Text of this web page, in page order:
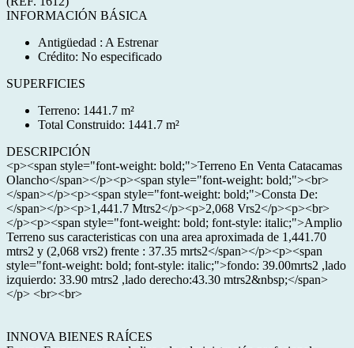
INFORMACIÓN BÁSICA
Antigüedad : A Estrenar
Crédito: No especificado
SUPERFICIES
Terreno: 1441.7 m²
Total Construido: 1441.7 m²
DESCRIPCIÓN
<p><span style="font-weight: bold;">Terreno En Venta Catacamas
Olancho</span></p><p><span style="font-weight: bold;"><br>
</span></p><p><span style="font-weight: bold;">Consta De:
</span></p><p>1,441.7 Mtrs2</p><p>2,068 Vrs2</p><p><br>
</p><p><span style="font-weight: bold; font-style: italic;">Amplio
Terreno sus caracteristicas con una area aproximada de 1,441.70
mtrs2 y (2,068 vrs2) frente : 37.35 mrts2</span></p><p><span
style="font-weight: bold; font-style: italic;">fondo: 39.00mrts2 ,lado
izquierdo: 33.90 mtrs2 ,lado derecho:43.30 mtrs2&nbsp;</span>
</p> <br><br>
INNOVA BIENES RAÍCES